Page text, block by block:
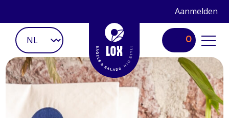
Aanmelden
0